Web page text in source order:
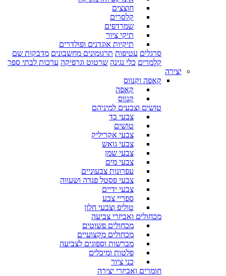
חוצצים
קלסרים
שמרדפים
תיקי ציור
תיקיות אוגדנים ופולדרים
סרגלים עטיפות תרגומונים מחשבונים מדבקות שם
קלמרים כלי נגינה שרטוט וגרפיקה ערכות לבתי ספר
יצירה
קאפה וקנווס
קאפה
קנווס
טושים וצבעים למיניהם
צבעי בד
טושים
צבעי אקריליק
צבעי גואש
צבעי שמן
צבעי מים
עפרונות צבעוניים
צבעי פסטל פנדה ושעווה
צבעי ידיים
ספריי צבע
טוליפ וצבעי חלון
מכחולים ואביזרי צביעה
מכחולים פשוטים
מכחולים מקצועיים
מברשות וספוגים לצביעה
פלטות ומיכלים
כני ציור
חומרים ואביזרי יצירה